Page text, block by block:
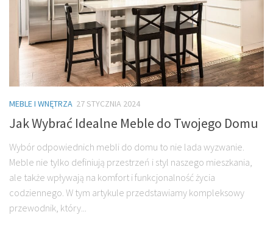
MEBLE I WNĘTRZA 27 STYCZNIA 2024
Jak Wybrać Idealne Meble do Twojego Domu
Wybór odpowiednich mebli do domu to nie lada wyzwanie.
Meble nie tylko definiują przestrzeń i styl naszego mieszkania,
ale także wpływają na komfort i funkcjonalność życia
codziennego. W tym artykule przedstawiamy kompleksowy
przewodnik, który...